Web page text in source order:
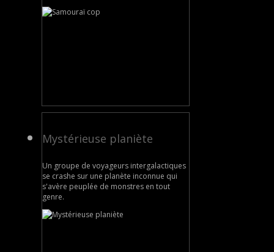
Mystérieuse planiète
Un groupe de voyageurs intergalactiques
se crashe sur une planète inconnue qui
s'avère peuplée de monstres en tout
genre.